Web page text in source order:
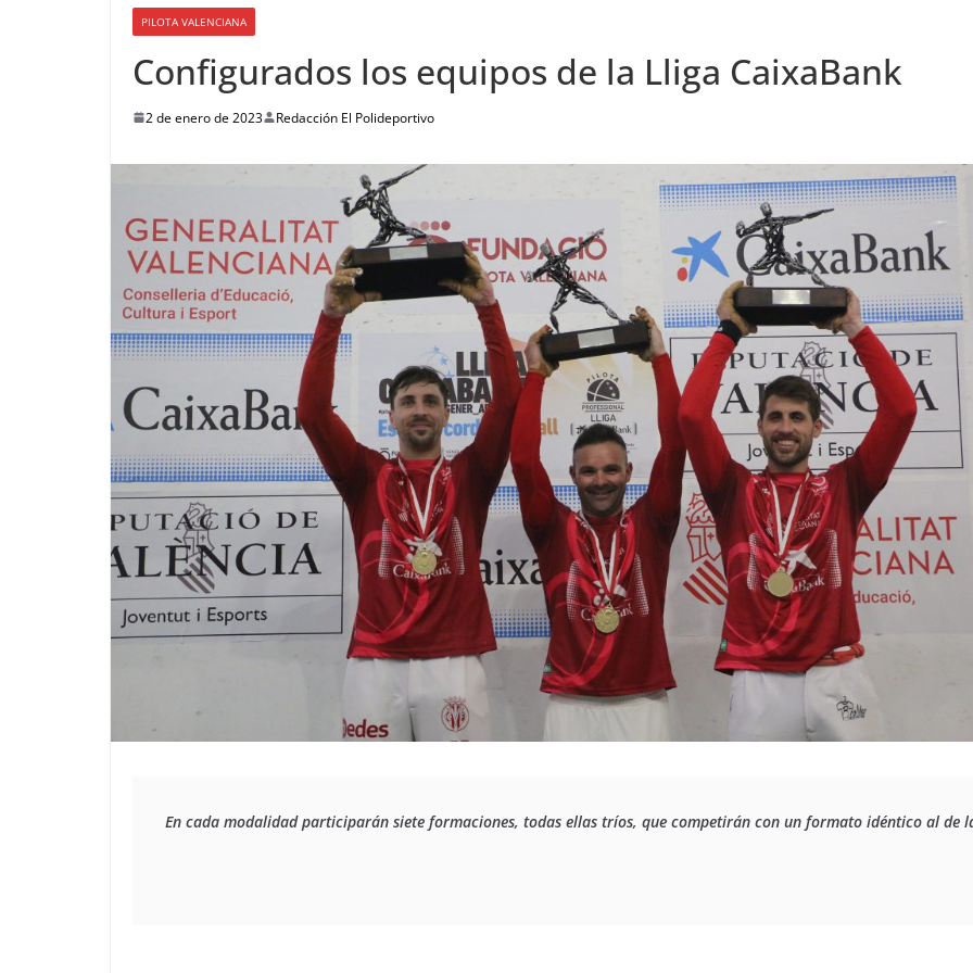
PILOTA VALENCIANA
Configurados los equipos de la Lliga CaixaBank
2 de enero de 2023 Redacción El Polideportivo
En cada modalidad participarán siete formaciones, todas ellas tríos, que competirán con un formato idéntico al de